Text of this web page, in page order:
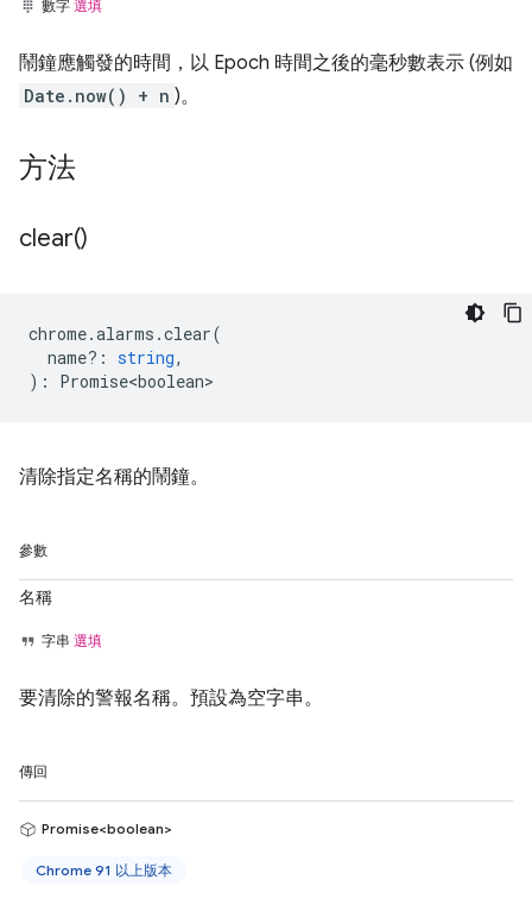
數字 選填
鬧鐘應觸發的時間，以 Epoch 時間之後的毫秒數表示 (例如
Date.now() + n )。
方法
clear()
chrome.alarms .clear(
name? : string,
) : Promise<boolean>
清除指定名稱的鬧鐘。
參數
名稱
字串 選填
要清除的警報名稱。預設為空字串。
傳回
Promise<boolean>
Chrome 91 以上版本